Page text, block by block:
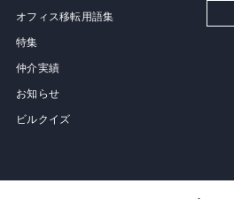
オフィス移転用語集
特集
仲介実績
お知らせ
ビルクイズ